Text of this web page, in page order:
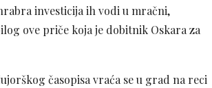
investicija ih vodi u mračni,
ove priče koja je dobitnik Oskara za
časopisa vraća se u grad na reci